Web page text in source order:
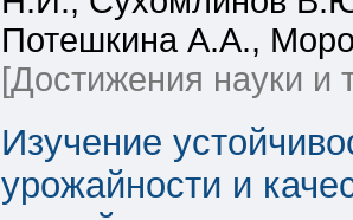
Потешкина А.А.,
[Достижения науки и
Изучение
урожайности и